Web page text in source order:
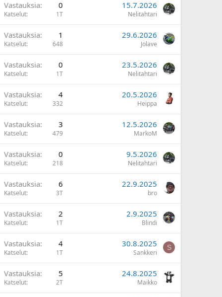
Vastauksia 0
Katselut 1T
15.7.2026
Nelitahtari
Vastauksia 1
Katselut 648
29.6.2026
Jolave
Vastauksia 0
Katselut 1T
23.5.2026
Nelitahtari
Vastauksia 4
Katselut 332
20.5.2026
Heippa
Vastauksia 3
Katselut 479
12.5.2026
MarkoM
Vastauksia 0
Katselut 218
9.5.2026
Nelitahtari
Vastauksia 6
Katselut 3T
22.9.2025
bro
Vastauksia 2
Katselut 1T
2.9.2025
Blindi
Vastauksia 4
Katselut 1T
30.8.2025
Sankkeri
S
Vastauksia 5
Katselut 2T
24.8.2025
Maikko